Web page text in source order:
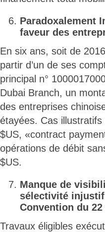
Paradoxalement
faveur des
En six ans, soit de
partir d’un de ses
principal n°
Dubai Branch, un
des entreprises
étayées. Cas
$US, «contract
opérations de débit
$US.
Manque de
sélectivité
Convention du
Travaux éligibles